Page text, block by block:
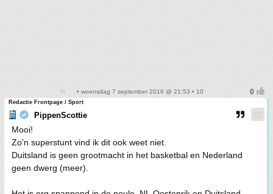
• woensdag 7 september 2016 @ 21:53 • 10
Redactie Frontpage / Sport
PippenScottie
Mooi!
Zo'n superstunt vind ik dit ook weet niet.
Duitsland is geen grootmacht in het basketbal en Nederland
geen dwerg (meer).